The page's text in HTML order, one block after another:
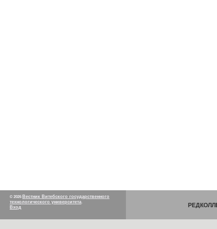
© 2026 Вестник Витебского государственного
технологического университета.
Вход